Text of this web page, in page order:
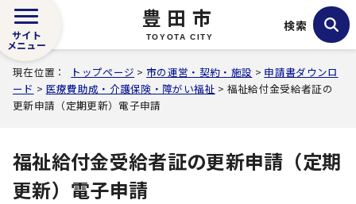
豊田市
TOYOTA CITY
サイト
メニュー
検索
現在位置： トップページ >市の運営・契約・施設 > 申請書ダウンロ
ード > 医療費助成・介護保険・障がい福祉 > 福祉給付金受給者証の
更新申請（定期更新）電子申請
福祉給付金受給者証の更新申請（定期
更新）電子申請